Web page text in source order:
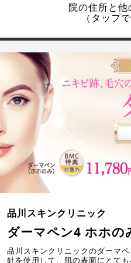
院の住所と
（タップ
品川スキンクリニック
ダーマペン4 ホホの
品川スキンクリニックのダーマ
針を使用して、肌の表面にとて